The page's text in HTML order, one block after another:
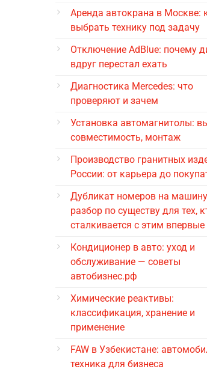
Аренда автокрана в Москве:
выбрать технику под задачу
Отключение AdBlue: почему
вдруг перестал ехать
Диагностика Mercedes: что
проверяют и зачем
Установка автомагнитолы:
совместимость, монтаж
Производство гранитных
России: от карьера до
Дубликат номеров на
разбор по существу для тех,
сталкивается с этим впервые
Кондиционер в авто: уход и
обслуживание — советы
автобизнес.рф
Химические реактивы:
классификация, хранение и
применение
FAW в Узбекистане:
техника для бизнеса